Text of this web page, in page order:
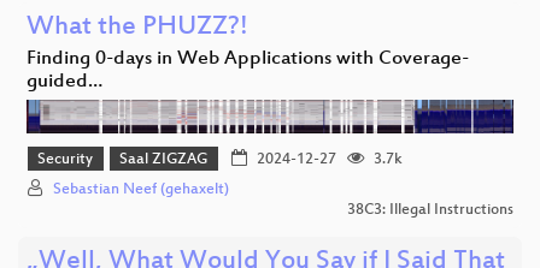
What the PHUZZ?!
Finding 0-days in Web Applications with Coverage-
guided…
Security Saal ZIGZAG 2024-12-27
3.7k
Sebastian Neef (gehaxelt)
38C3: Illegal Instructions